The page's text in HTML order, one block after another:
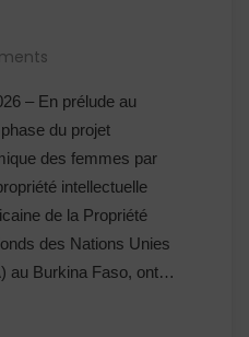
– En prélude au
du projet
des femmes par
intellectuelle
de la Propriété
des Nations Unies
au Burkina Faso, ont…